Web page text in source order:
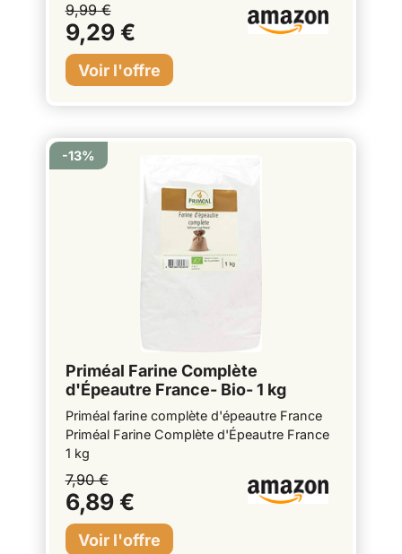
9,99 €
9,29 €
Priméal Farine Complète
d'Épeautre France- Bio- 1 kg
Priméal farine complète d'épeautre France
Priméal Farine Complète d'Épeautre France
1 kg
7,90 €
6,89 €
-13%